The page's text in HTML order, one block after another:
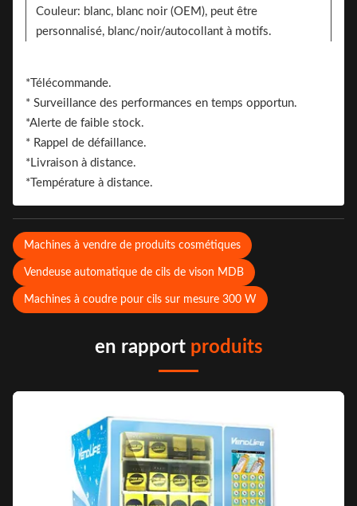
Couleur: blanc, blanc noir (OEM), peut être
personnalisé, blanc/noir/autocollant à motifs.
*Télécommande.
* Surveillance des performances en temps opportun.
*Alerte de faible stock.
* Rappel de défaillance.
*Livraison à distance.
*Température à distance.
Machines à vendre de produits cosmétiques
Vendeuse automatique de cils de vison MDB
Machines à coudre pour cils sur mesure 300 W
en rapport produits